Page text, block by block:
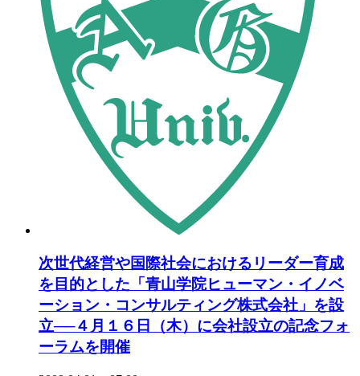
次世代経営や国際社会におけるリーダー育成
を目的とした「青山学院ヒューマン・イノベ
ーション・コンサルティング株式会社」を設
立──４月１６日（木）に会社設立の記念フォ
ーラムを開催